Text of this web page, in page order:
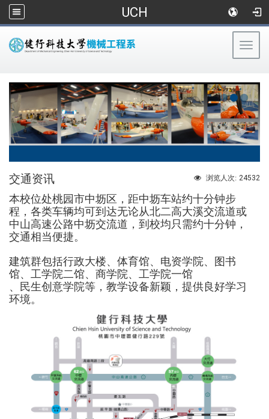
UCH
浏览人次: 24532
交通资讯
本校位处桃园市中坜区，距中坜车站约十分钟步
程，各类车辆均可到达无论从北二高大溪交流道或
中山高速公路中坜交流道，到校均只需约十分钟，
交通相当便捷。
建筑群包括行政大楼、体育馆、电资学院、图书
馆、工学院二馆、商学院、工学院一馆
、民生创意学院等，教学设备新颖，提供良好学习
环境。